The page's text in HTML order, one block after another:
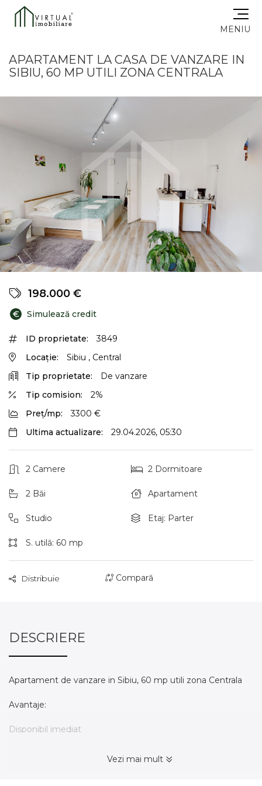
MENIU
APARTAMENT LA CASA DE VANZARE IN
SIBIU, 60 MP UTILI ZONA CENTRALA
198.000 €
€ Simulează credit
ID proprietate:
3849
Locație:
Sibiu , Central
Tip proprietate:
De vanzare
Tip comision:
2%
Preț/mp:
3300 €
Ultima actualizare:
29.04.2026, 05:30
2 Camere 2 Dormitoare
2 Băi Apartament
Studio Etaj: Parter
S. utilă: 60 mp
Distribuie Compară
DESCRIERE
Apartament de vanzare in Sibiu, 60 mp utili zona Centrala
Avantaje:
Disponibil imediat
Acces direct din strada cu vad pietonal si acces prin curte
Apartamentul functioneaza momentan in regim hotelier
Vezi mai mult